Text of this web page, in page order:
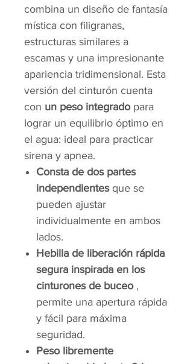
combina un diseño de fantasía
mística con filigranas,
estructuras similares a
escamas y una impresionante
apariencia tridimensional. Esta
versión del cinturón cuenta
con un peso integradopara
lograr un equilibrio óptimo en
el agua: ideal para practicar
sirena y apnea.
Consta de dos partes
independientesque se
pueden ajustar
individualmente en ambos
lados.
Hebilla de liberación rápida
segura inspirada en los
cinturones de buceo,
permite una apertura rápida
y fácil para máxima
seguridad.
Peso libremente